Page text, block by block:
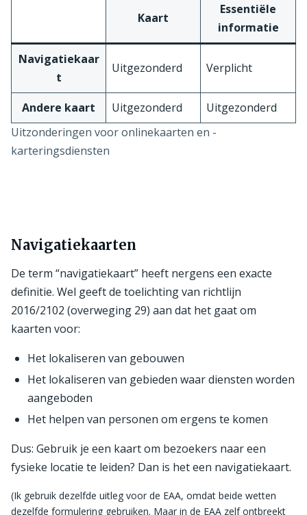
Kaart
Essentiële
informatie
Navigatiekaar
t
Uitgezonderd Verplicht
Andere kaart Uitgezonderd
Uitgezonderd
Uitzonderingen voor onlinekaarten en -
karteringsdiensten
Navigatiekaarten
De term “navigatiekaart” heeft nergens een exacte
definitie. Wel geeft de toelichting van richtlijn
2016/2102 (overweging 29) aan dat het gaat om
kaarten voor:
Het lokaliseren van gebouwen
Het lokaliseren van gebieden waar diensten worden
aangeboden
Het helpen van personen om ergens te komen
Dus: Gebruik je een kaart om bezoekers naar een
fysieke locatie te leiden? Dan is het een navigatiekaart.
(Ik gebruik dezelfde uitleg voor de EAA, omdat beide wetten
dezelfde formulering gebruiken. Maar in de EAA zelf ontbreekt